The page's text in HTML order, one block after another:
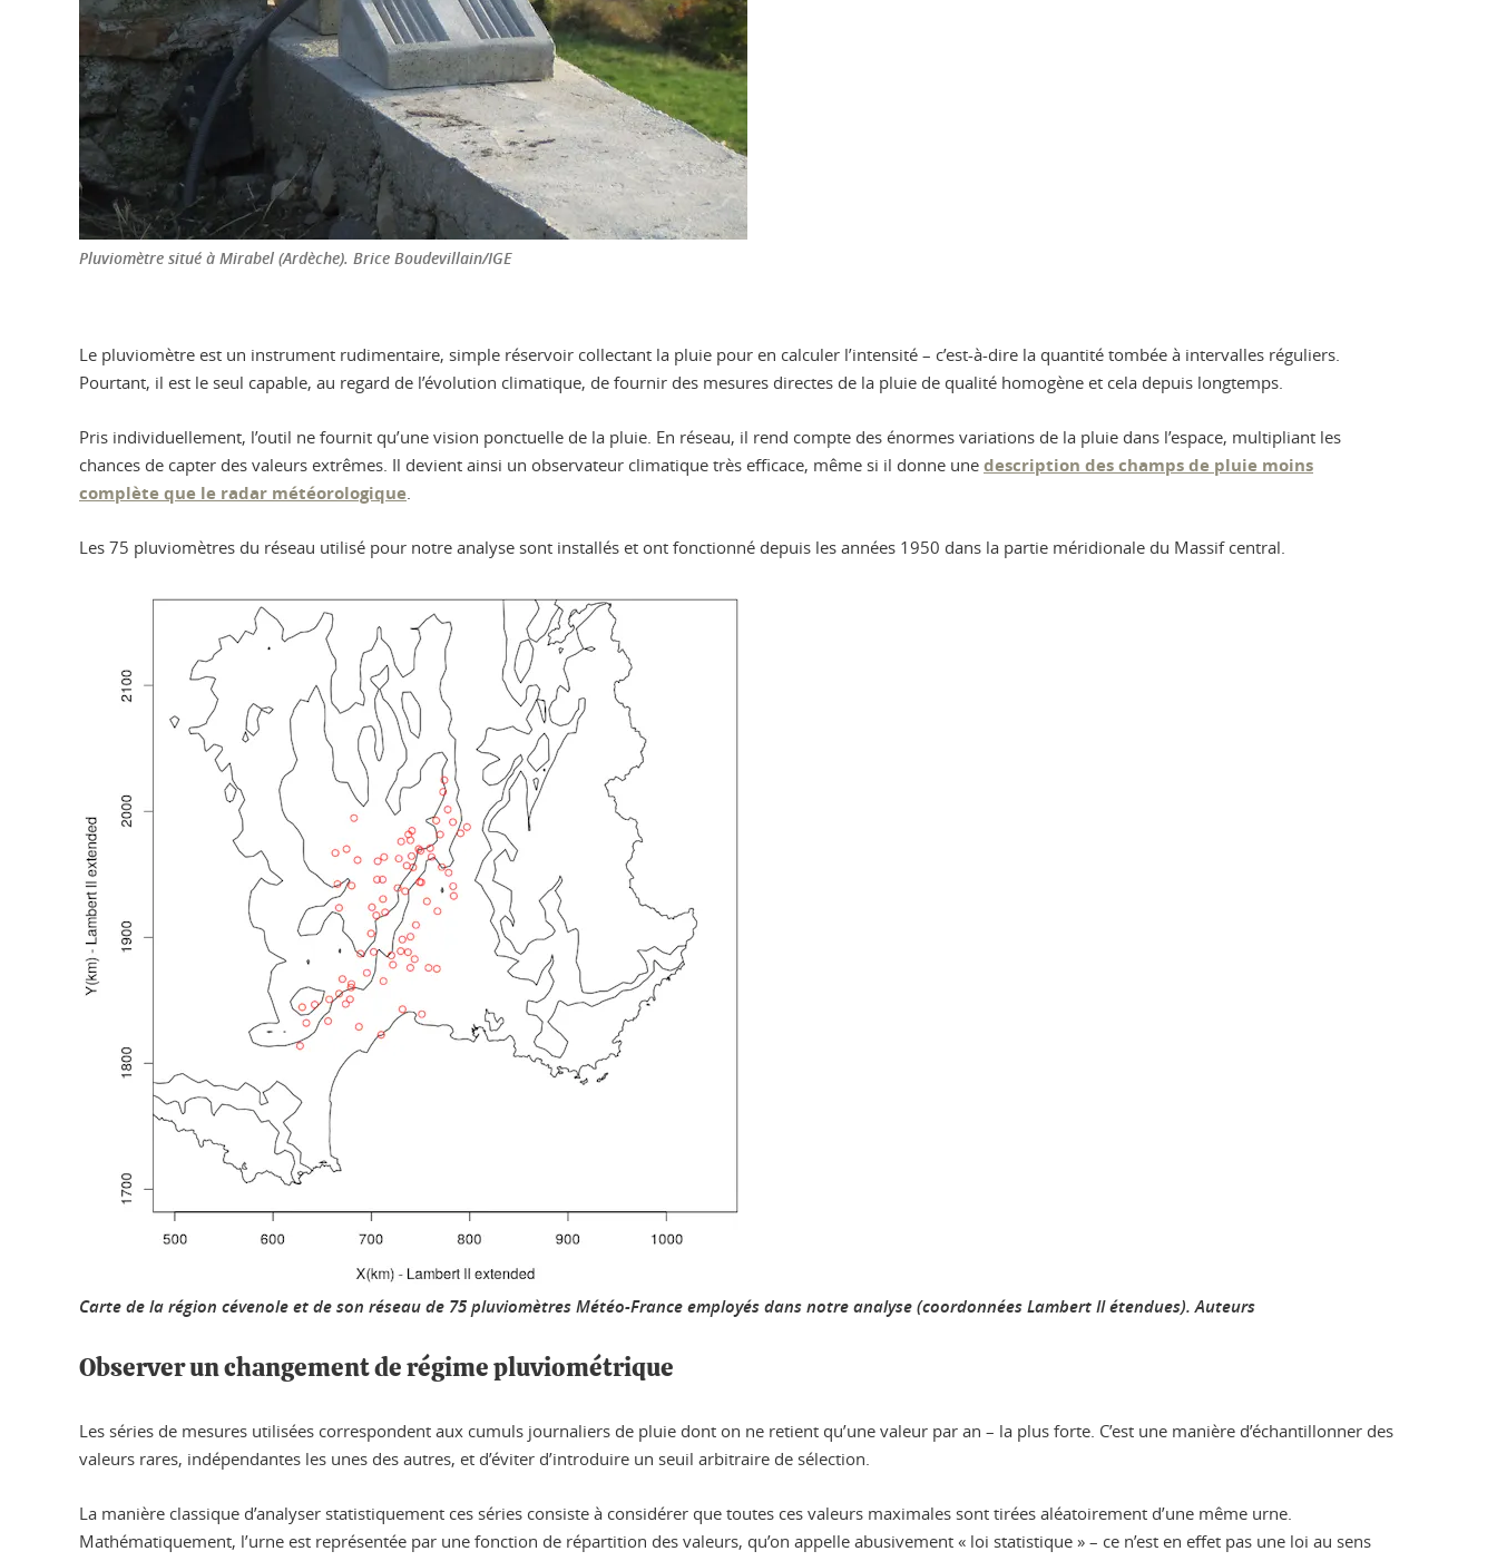
Pluviomètre situé à Mirabel (Ardèche). Brice Boudevillain/IGE
Le pluviomètre est un instrument rudimentaire, simple réservoir collectant la pluie pour en calculer l’intensité – c’est-à-dire la quantité tombée à intervalles réguliers.
Pourtant, il est le seul capable, au regard de l’évolution climatique, de fournir des mesures directes de la pluie de qualité homogène et cela depuis longtemps.
Pris individuellement, l’outil ne fournit qu’une vision ponctuelle de la pluie. En réseau, il rend compte des énormes variations de la pluie dans l’espace, multipliant les
chances de capter des valeurs extrêmes. Il devient ainsi un observateur climatique très efficace, même si il donne une description des champs de pluie moins
complète que le radar météorologique.
Les 75 pluviomètres du réseau utilisé pour notre analyse sont installés et ont fonctionné depuis les années 1950 dans la partie méridionale du Massif central.
Carte de la région cévenole et de son réseau de 75 pluviomètres Météo-France employés dans notre analyse (coordonnées Lambert II étendues). Auteurs
Observer un changement de régime pluviométrique
Les séries de mesures utilisées correspondent aux cumuls journaliers de pluie dont on ne retient qu’une valeur par an – la plus forte. C’est une manière d’échantillonner des
valeurs rares, indépendantes les unes des autres, et d’éviter d’introduire un seuil arbitraire de sélection.
La manière classique d’analyser statistiquement ces séries consiste à considérer que toutes ces valeurs maximales sont tirées aléatoirement d’une même urne.
Mathématiquement, l’urne est représentée par une fonction de répartition des valeurs, qu’on appelle abusivement « loi statistique » – ce n’est en effet pas une loi au sens